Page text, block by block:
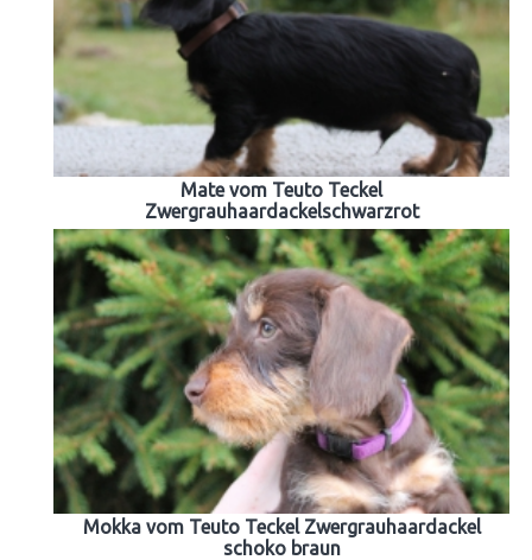
Mate vom Teuto Teckel
Zwergrauhaardackelschwarzrot
Mokka vom Teuto Teckel Zwergrauhaardackel
schoko braun